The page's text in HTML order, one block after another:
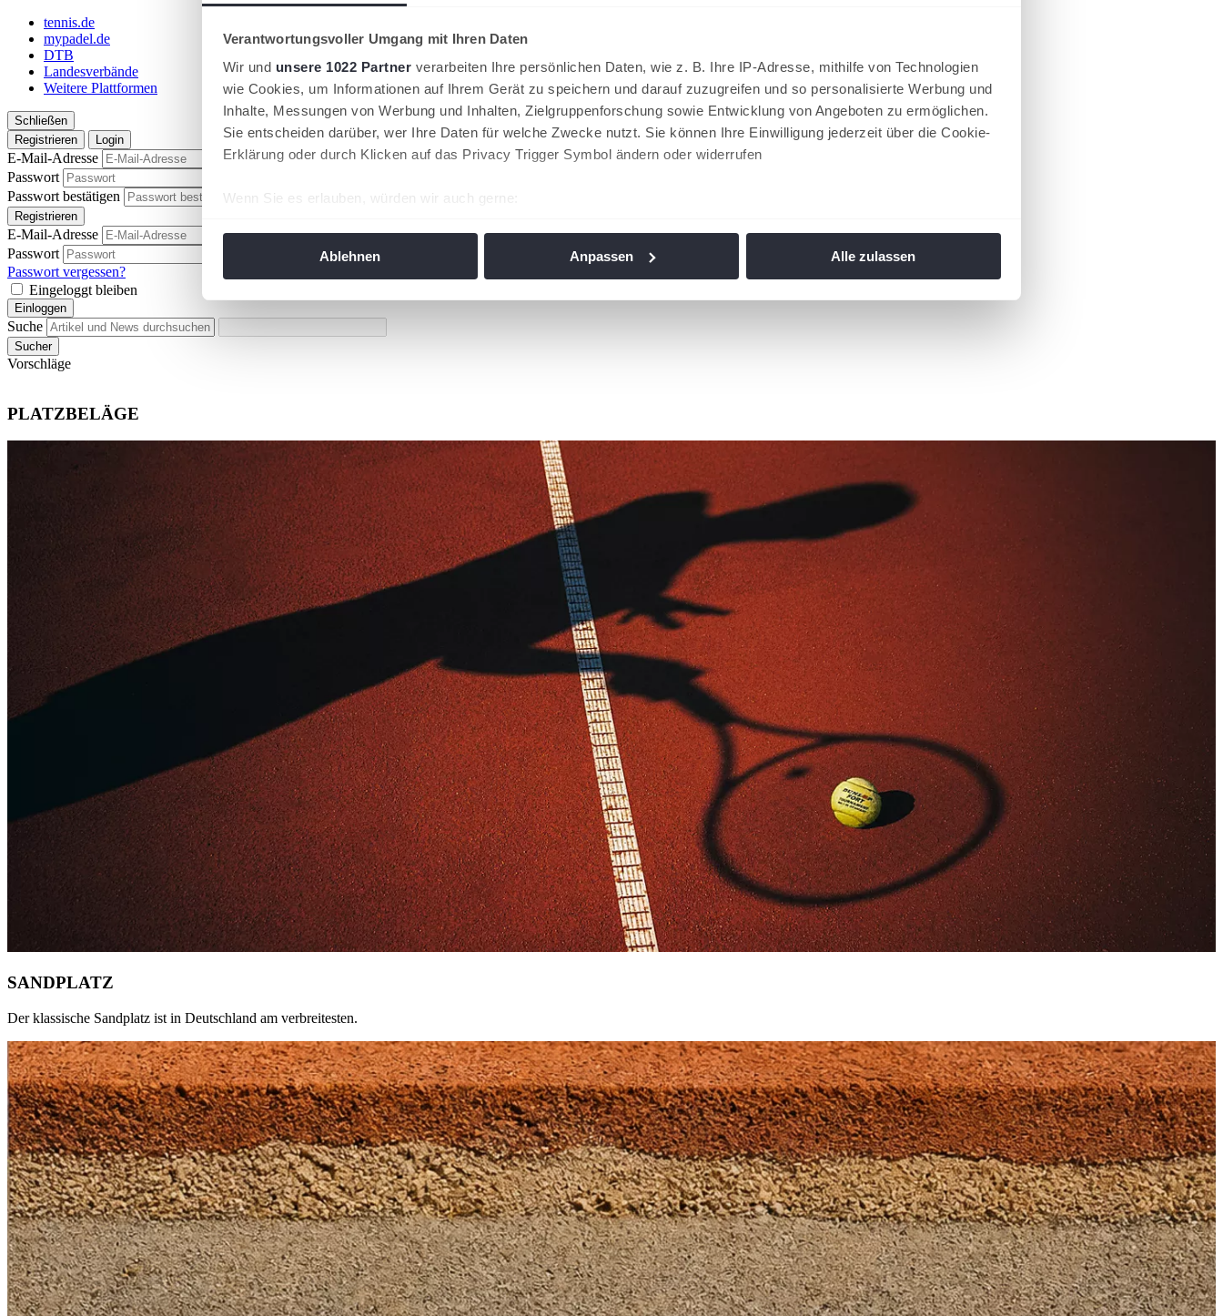
Verantwortungsvoller Umgang mit Ihren Daten
Wir und unsere 1022 Partner verarbeiten Ihre persönlichen Daten, wie z. B. Ihre IP-Adresse, mithilfe von Technologien
wie Cookies, um Informationen auf Ihrem Gerät zu speichern und darauf zuzugreifen und so personalisierte Werbung und
Inhalte, Messungen von Werbung und Inhalten, Zielgruppenforschung sowie Entwicklung von Angeboten zu ermöglichen.
Sie entscheiden darüber, wer Ihre Daten für welche Zwecke nutzt. Sie können Ihre Einwilligung jederzeit über die Cookie-
Erklärung oder durch Klicken auf das Privacy Trigger Symbol ändern oder widerrufen
Wenn Sie es erlauben, würden wir auch gerne:
Wir verwenden Cookies, um Inhalte und Anzeigen zu personalisieren, Funktionen für soziale Medien anbieten zu können
angepasst werden.
Ablehnen Anpassen Alle zulassen
tennis.de
mypadel.de
DTB
Landesverbände
Weitere Plattformen
Schließen
Registrieren
Login
E-Mail-Adresse
Passwort
Passwort bestätigen
Passwort anzeigen
Registrieren
E-Mail-Adresse
Passwort
Passwort anzeigen
Passwort vergessen?
Eingeloggt bleiben
Einloggen
Suche
Sucher
Vorschläge
PLATZBELÄGE
SANDPLATZ
Der klassische Sandplatz ist in Deutschland am verbreitesten.